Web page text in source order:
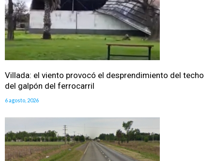
Villada: el viento provocó el desprendimiento del techo
del galpón del ferrocarril
6 agosto, 2026